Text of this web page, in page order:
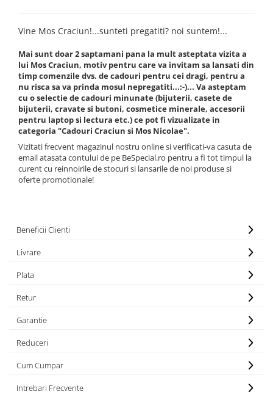
Vine Mos Craciun!...sunteti pregatiti? noi suntem!...
Mai sunt doar 2 saptamani pana la mult asteptata vizita a
lui Mos Craciun, motiv pentru care va invitam sa lansati din
timp comenzile dvs. de cadouri pentru cei dragi, pentru a
nu risca sa va prinda mosul nepregatiti...:-)... Va asteptam
cu o selectie de cadouri minunate (bijuterii, casete de
bijuterii, cravate si butoni, cosmetice minerale, accesorii
pentru laptop si lectura etc.) ce pot fi vizualizate in
categoria "Cadouri Craciun si Mos Nicolae".
Vizitati frecvent magazinul nostru online si verificati-va casuta de
email atasata contului de pe BeSpecial.ro pentru a fi tot timpul la
curent cu reinnoirile de stocuri si lansarile de noi produse si
oferte promotionale!
Beneficii Clienti
Livrare
Plata
Retur
Garantie
Reduceri
Cum Cumpar
Intrebari Frecvente